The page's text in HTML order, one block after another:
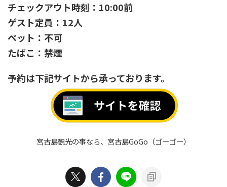
チェックアウト時刻：10:00前
ゲスト定員：12人
ペット：不可
たばこ：禁煙
予約は下記サイトから承っております。
宮古島観光の事なら、宮古島GoGo（ゴーゴー）